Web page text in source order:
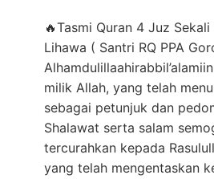
🔥Tasmi Quran 4 Juz
Lihawa ( Santri RQ PPA
milik Allah, yang telah
sebagai petunjuk dan
Shalawat serta salam
tercurahkan kepada
yang telah mengentaskan